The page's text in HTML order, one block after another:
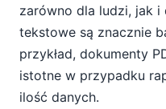
zarówno dla ludzi, jak i
tekstowe są znacznie
przykład, dokumenty
istotne w przypadku
ilość danych.